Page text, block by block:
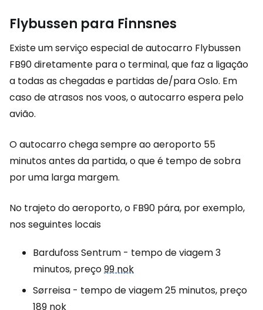
Flybussen para Finnsnes
Existe um serviço especial de autocarro Flybussen
FB90 diretamente para o terminal, que faz a ligação
a todas as chegadas e partidas de/para Oslo. Em
caso de atrasos nos voos, o autocarro espera pelo
avião.
O autocarro chega sempre ao aeroporto 55
minutos antes da partida, o que é tempo de sobra
por uma larga margem.
No trajeto do aeroporto, o FB90 pára, por exemplo,
nos seguintes locais
Bardufoss Sentrum - tempo de viagem 3
minutos, preço99 nok
Sørreisa - tempo de viagem 25 minutos, preço
189 nok